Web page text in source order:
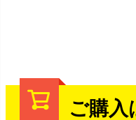
ご購入